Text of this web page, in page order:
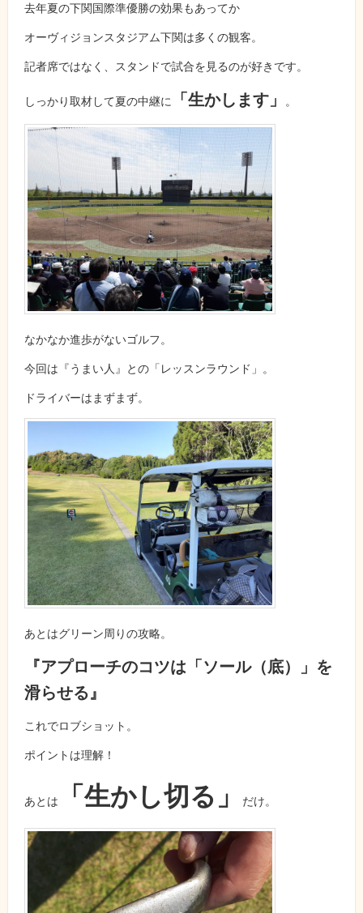
去年夏の下関国際準優勝の効果もあってか
オーヴィジョンスタジアム下関は多くの観客。
記者席ではなく、スタンドで試合を見るのが好きです。
しっかり取材して夏の中継に 「生かします」 。
なかなか進歩がないゴルフ。
今回は『うまい人』との「レッスンラウンド」。
ドライバーはまずまず。
あとはグリーン周りの攻略。
『アプローチのコツは「ソール（底）」を
滑らせる』
これでロブショット。
ポイントは理解！
あとは 「生かし切る」 だけ。